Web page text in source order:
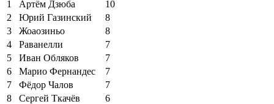
1
Артём Дзюба
10
2
Юрий Газинский
8
3
Жоаозиньо
8
4
Раванелли
7
5
Иван Обляков
7
6
Марио Фернандес
7
7
Фёдор Чалов
7
8
Сергей Ткачёв
6